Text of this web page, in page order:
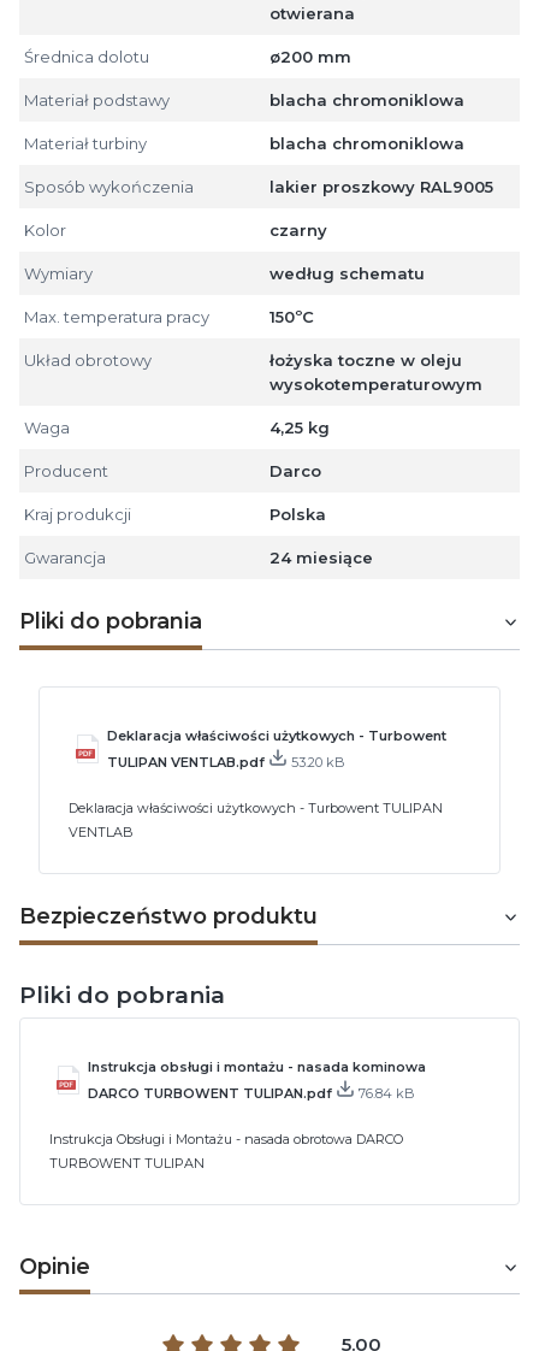
otwierana
Średnica dolotu ø200 mm
Materiał podstawy blacha chromoniklowa
Materiał turbiny blacha chromoniklowa
Sposób wykończenia lakier proszkowy RAL9005
Kolor czarny
Wymiary według schematu
Max. temperatura pracy 150ºC
Układ obrotowy
łożyska toczne w oleju
wysokotemperaturowym
Waga 4,25 kg
Producent Darco
Kraj produkcji Polska
Gwarancja 24 miesiące
Pliki do pobrania
Deklaracja właściwości użytkowych - Turbowent
TULIPAN VENTLAB.pdf
53.20 kB
Deklaracja właściwości użytkowych - Turbowent TULIPAN
VENTLAB
Bezpieczeństwo produktu
Pliki do pobrania
Instrukcja obsługi i montażu - nasada kominowa
DARCO TURBOWENT TULIPAN.pdf
76.84 kB
Instrukcja Obsługi i Montażu - nasada obrotowa DARCO
TURBOWENT TULIPAN
Opinie
5.00